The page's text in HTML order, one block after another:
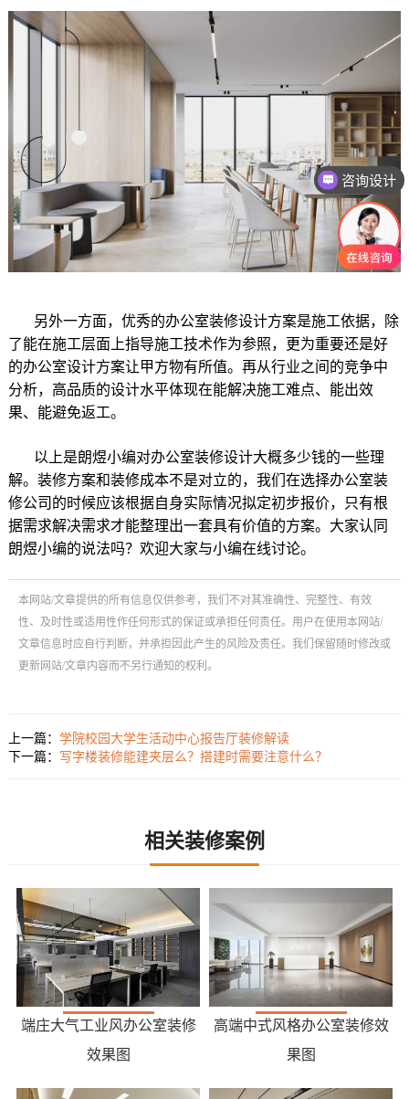
另外一方面，优秀的办公室装修设计方案是施工依据，除
了能在施工层面上指导施工技术作为参照，更为重要还是好
的办公室设计方案让甲方物有所值。再从行业之间的竞争中
分析，高品质的设计水平体现在能解决施工难点、能出效
果、能避免返工。
以上是朗煜小编对办公室装修设计大概多少钱的一些理
解。装修方案和装修成本不是对立的，我们在选择办公室装
修公司的时候应该根据自身实际情况拟定初步报价，只有根
据需求解决需求才能整理出一套具有价值的方案。大家认同
朗煜小编的说法吗？欢迎大家与小编在线讨论。
本网站/文章提供的所有信息仅供参考，我们不对其准确性、完整性、有效
性、及时性或适用性作任何形式的保证或承担任何责任。用户在使用本网站/
文章信息时应自行判断，并承担因此产生的风险及责任。我们保留随时修改或
更新网站/文章内容而不另行通知的权利。
上一篇： 学院校园大学生活动中心报告厅装修解读
下一篇： 写字楼装修能建夹层么？搭建时需要注意什么？
相关装修案例
端庄大气工业风办公室装修
效果图
高端中式风格办公室装修效
果图
咨询设计